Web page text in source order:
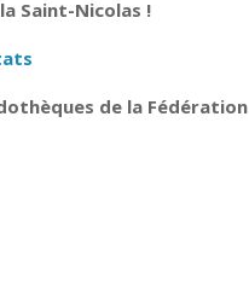
Saint-Nicolas !
de la Fédération